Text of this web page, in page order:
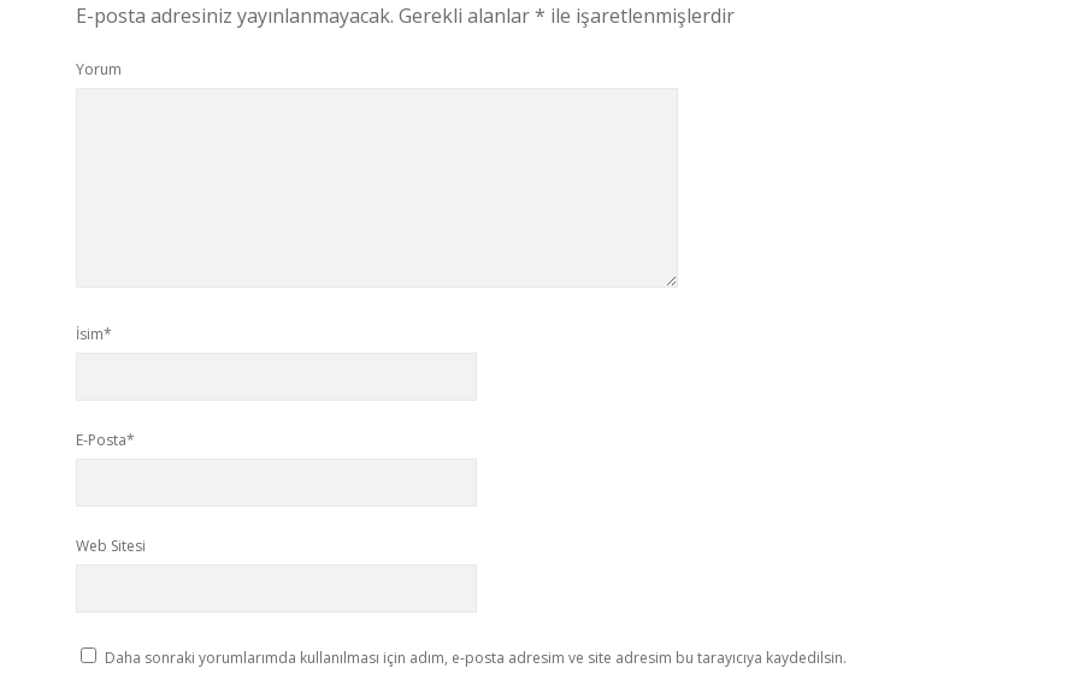
E-posta adresiniz yayınlanmayacak. Gerekli alanlar* ile işaretlenmişlerdir
Yorum
İsim*
E-Posta*
Web Sitesi
Daha sonraki yorumlarımda kullanılması için adım, e-posta adresim ve site adresim bu tarayıcıya kaydedilsin.